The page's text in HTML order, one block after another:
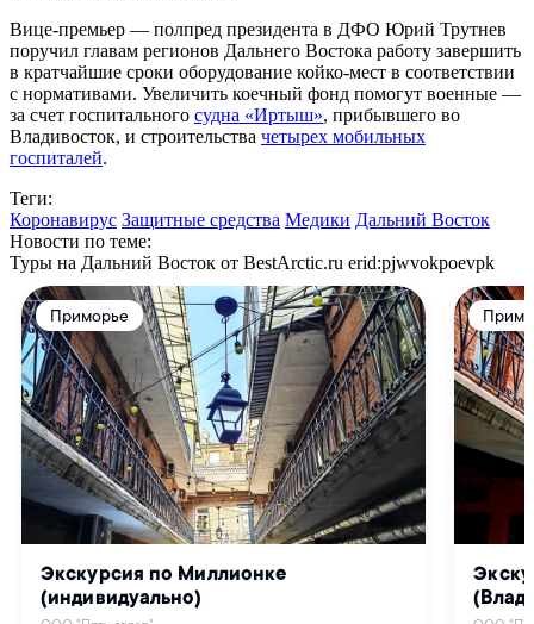
Вице-премьер — полпред президента в ДФО Юрий Трутнев
поручил главам регионов Дальнего Востока работу завершить
в кратчайшие сроки оборудование койко-мест в соответствии
с нормативами. Увеличить коечный фонд помогут военные —
за счет госпитального судна «Иртыш», прибывшего во
Владивосток, и строительства четырех мобильных
госпиталей.
Теги:
Коронавирус Защитные средства Медики Дальний Восток
Новости по теме:
Туры на Дальний Восток от BestArctic.ru erid:pjwvokpoevpk